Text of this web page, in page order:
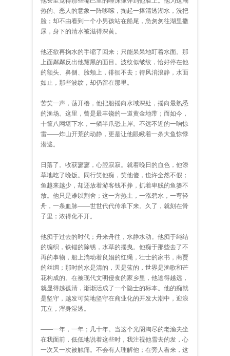
热的、恶人的意象一阵哆嗦，掬起一捧清透湖水，洗把
脸；却不由看到一个小男孩站在船尾，急匆匆往湖里撒
尿，身下的清水被滋得深黄。
他还欲再掬水的手缩了回来；只能呆呆地盯着水面。那
上面粼粼反出他黧黑的面目。波纹似皱纹，恰好停在他
的额头、鼻侧、脸颊上，徘徊不去；待风消浪静，水面
如止，那些波纹，却仍留在那里。
苦笑一声，荡开橹，他把船摇向水域深处，摇向最熟悉
的渔场。这里，曾是最丰饶的一道黄金地带；而如今，
十筐八网堪下水，一鳞半爪恐上岸。不远不近的一响惊
雷——炸山开荒的动静，更是让他眼瞅着一条大鱼惊悸
潜逃。
日落了。收获寥寥，心腔寂寂。就着晚日的血色，他潦
草地吃了晚饭。同行笑他痴，笑他傻，也许全然不假；
鱼越来越少，却还放着游客钱不挣，抓着卑贱的鱼篓不
放。他只是难以割舍；这一方热土，一泓碧水，一弯轻
舟，一条血脉——世世代代传承下来。久了，就刻在骨
子里；浓得化不开。
他痴于过去的时代；舟来舟往，水静水动。他痴于绳结
的编织，铁锚的除锈，水草的摇曳。他痴于那些去了不
再的事物，船上淌动着良娼的红绳，壮士的家书，商贾
的丝绸；那时的水是清的，天是蓝的，世界是渔歌和芒
花构成的。在被现代文明侵食的家乡里，他逃得越远，
就显得越孤清，渐渐活成了一个隐士的标本。他的痴就
是坚守，越发可笑地坚守在商业化的开发大潮中，迎浪
兀立，浑身湿透。
——一年，一年；几十年。当这个光阴淘尽的老渔夫坐
在我面前，低低地说着这些时，我注视他雪去的发，心
一次又一次被触痛。不会有人理解他；在旁人看来，这